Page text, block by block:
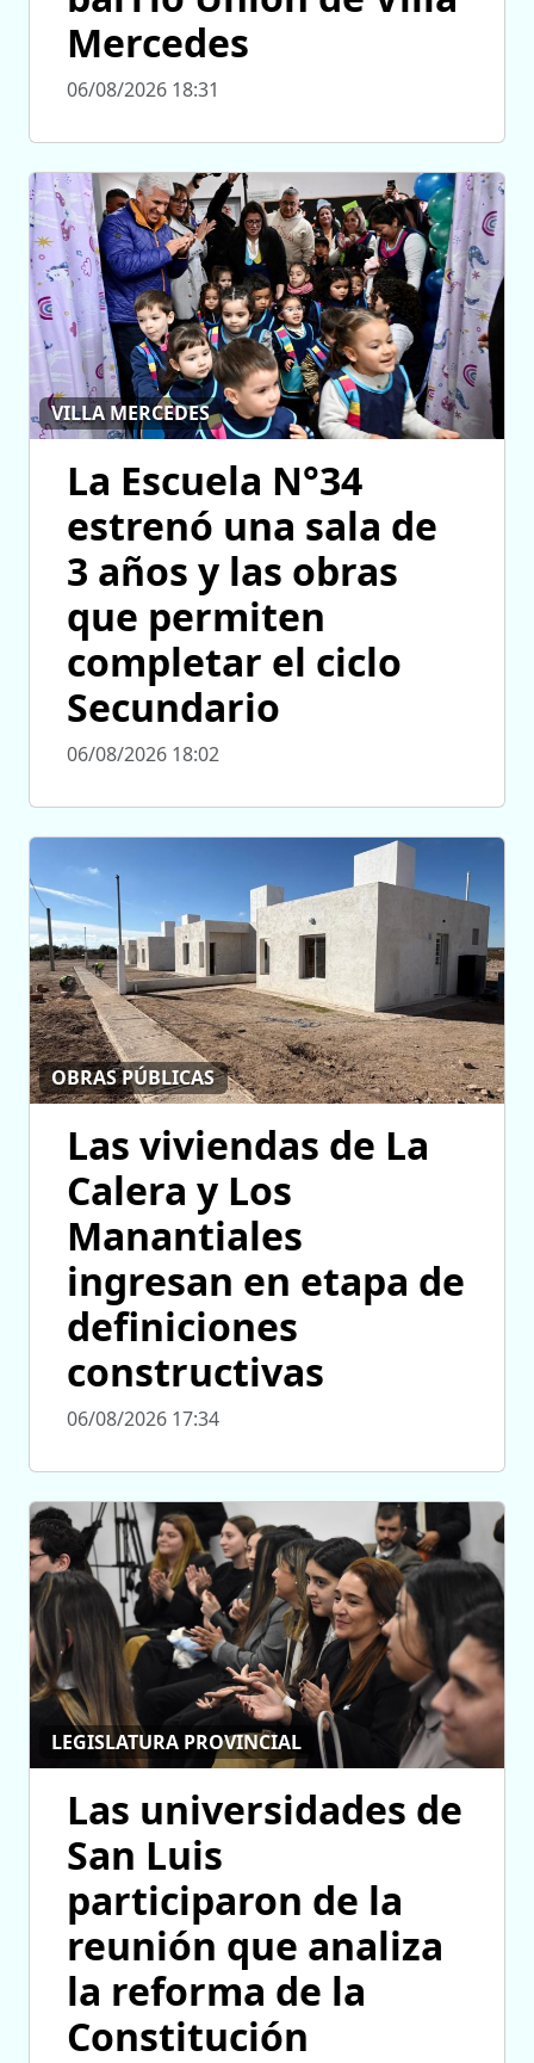
Mercedes
06/08/2026 18:31
VILLA MERCEDES
La Escuela N°34
estrenó una sala de
3 años y las obras
que permiten
completar el ciclo
Secundario
06/08/2026 18:02
OBRAS PÚBLICAS
Las viviendas de La
Calera y Los
Manantiales
ingresan en etapa de
definiciones
constructivas
06/08/2026 17:34
LEGISLATURA PROVINCIAL
Las universidades de
San Luis
participaron de la
reunión que analiza
la reforma de la
Constitución